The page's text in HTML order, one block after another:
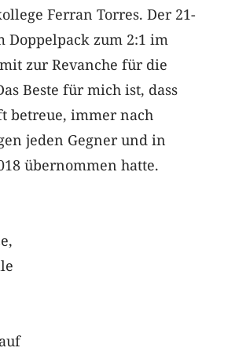
Ferran Torres. Der 21-
zum 2:1 im
zur Revanche für die
Beste für mich ist, dass
betreue, immer nach
jeden Gegner und in
übernommen hatte.